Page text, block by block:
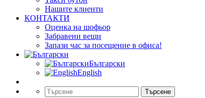
Нашите клиенти
КОНТАКТИ
Оценка на шофьор
Забравени вещи
Запази час за посещение в офиса!
Български
English
Търсене